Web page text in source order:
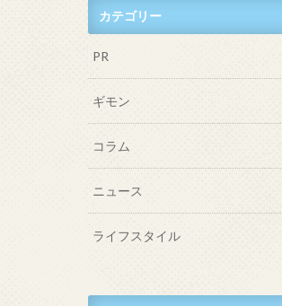
カテゴリー
PR
ギモン
コラム
ニュース
ライフスタイル